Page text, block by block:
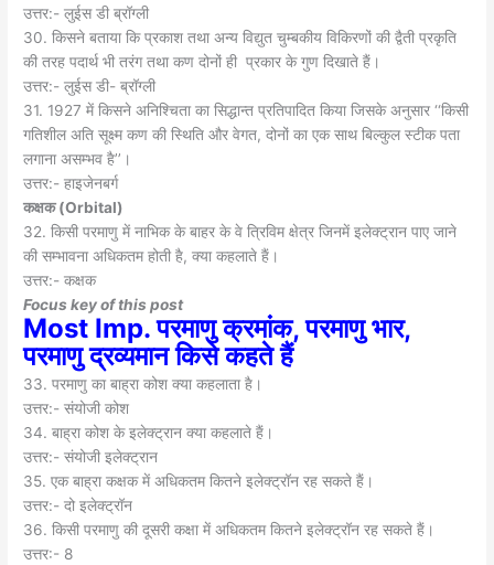
उत्तर:- लुईस डी ब्रॉग्ली
30. किसने बताया कि प्रकाश तथा अन्य विद्युत चुम्बकीय विकिरणों की द्वैती प्रकृति
की तरह पदार्थ भी तरंग तथा कण दोनों ही प्रकार के गुण दिखाते हैं।
उत्तर:- लुईस डी- ब्रॉग्ली
31. 1927 में किसने अनिश्चिता का सिद्धान्त प्रतिपादित किया जिसके अनुसार ‘‘किसी
गतिशील अति सूक्ष्म कण की स्थिति और वेगत, दोनों का एक साथ बिल्कुल स्टीक पता
लगाना असम्भव है’’।
उत्तर:- हाइजेनबर्ग
कक्षक (Orbital)
32. किसी परमाणु में नाभिक के बाहर के वे त्रिविम क्षेत्र जिनमें इलेक्ट्रान पाए जाने
की सम्भावना अधिकतम होती है, क्या कहलाते हैं।
उत्तर:- कक्षक
Focus key of this post
Most Imp. परमाणु क्रमांक, परमाणु भार,
परमाणु द्रव्यमान किसे कहते हैं
33. परमाणु का बाह्रा कोश क्या कहलाता है।
उत्तर:- संयोजी कोश
34. बाह्रा कोश के इलेक्ट्रान क्या कहलाते हैं।
उत्तर:- संयोजी इलेक्ट्रान
35. एक बाह्रा कक्षक में अधिकतम कितने इलेक्ट्रॉन रह सकते हैं।
उत्तर:- दो इलेक्ट्रॉन
36. किसी परमाणु की दूसरी कक्षा में अधिकतम कितने इलेक्ट्रॉन रह सकते हैं।
उत्तर:- 8